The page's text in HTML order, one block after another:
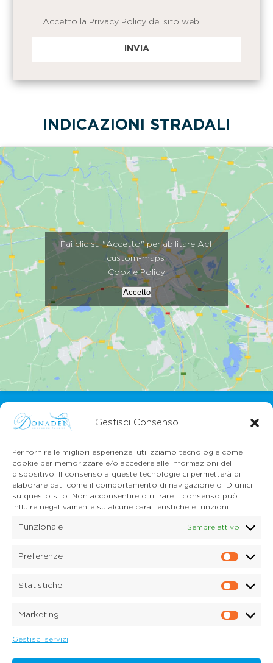
Gestisci Consenso
Per fornire le migliori esperienze, utilizziamo tecnologie come i
cookie per memorizzare e/o accedere alle informazioni del
dispositivo. Il consenso a queste tecnologie ci permetterà di
elaborare dati come il comportamento di navigazione o ID unici
su questo sito. Non acconsentire o ritirare il consenso può
influire negativamente su alcune caratteristiche e funzioni.
Funzionale Sempre attivo
Preferenze
Statistiche
Marketing
Gestisci servizi
Accetto la Privacy Policy del sito web.
INDICAZIONI STRADALI
Fai clic su "Accetto" per abilitare Acf
custom-maps
Cookie Policy
Accetto
CONTATTI
Mail:info@onoranzefunebridonadel.it
Cell.336 200212
Cell.349 3056496
Credits:Digitalia Srl